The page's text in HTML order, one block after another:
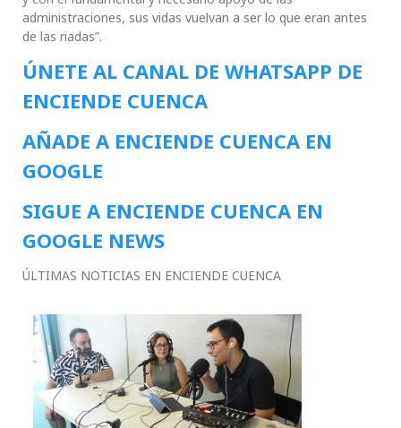
administraciones, sus vidas vuelvan a ser lo que eran antes
de las riadas”.
ÚNETE AL CANAL DE WHATSAPP DE
ENCIENDE CUENCA
AÑADE A ENCIENDE CUENCA EN
GOOGLE
SIGUE A ENCIENDE CUENCA EN
GOOGLE NEWS
ÚLTIMAS NOTICIAS EN ENCIENDE CUENCA